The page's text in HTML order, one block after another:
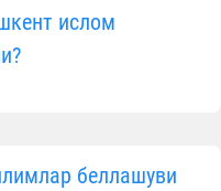
ислом
беллашуви